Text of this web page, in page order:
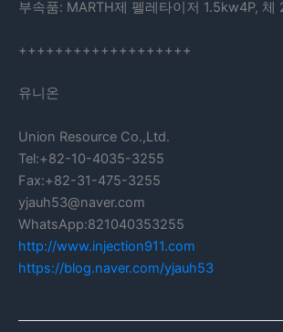
부속품: MARTH제 펠레타이저 1.5kw4P, 체
+++++++++++++++++++
유니온
Union Resource Co.,Ltd.
Tel:+82-10-4035-3255
Fax:+82-31-475-3255
yjauh53@naver.com
WhatsApp:821040353255
http://www.injection911.com
https://blog.naver.com/yjauh53